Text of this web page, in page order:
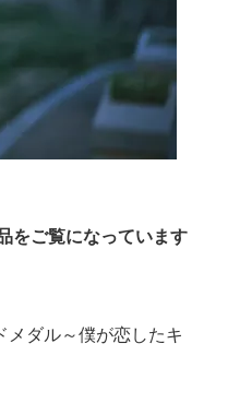
をご覧になっています
ダル～僕が恋したキ